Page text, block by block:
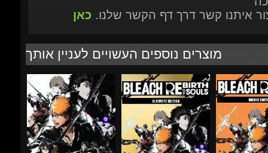
-19% ₪240.46
₪228.77 -20% ₪400.81
₪378.12 -18%